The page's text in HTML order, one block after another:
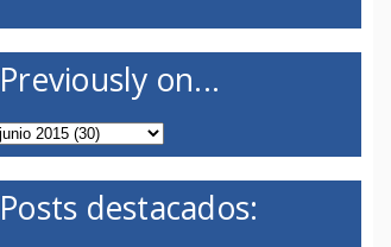
Previously on...
Posts destacados: